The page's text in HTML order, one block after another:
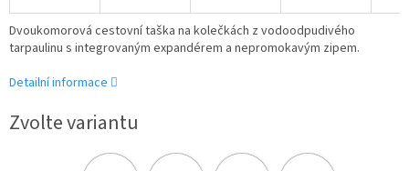
Zvolte variantu
Dvoukomorová cestovní taška na kolečkách z vodoodpudivého
tarpaulinu s integrovaným expandérem a nepromokavým zipem.
Detailní informace